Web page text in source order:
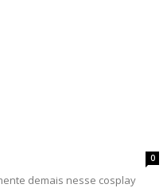
0
demais nesse cosplay